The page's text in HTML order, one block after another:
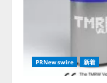
PRNewswire 新着